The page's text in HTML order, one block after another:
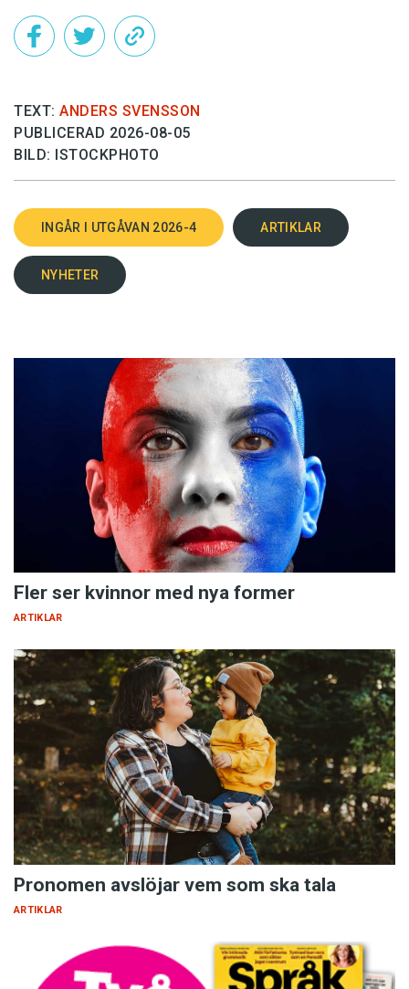
TEXT: ANDERS SVENSSON
PUBLICERAD 2026-08-05
BILD: ISTOCKPHOTO
INGÅR I UTGÅVAN 2026-4 ARTIKLAR
NYHETER
Fler ser kvinnor med nya former
ARTIKLAR
Pronomen avslöjar vem som ska tala
ARTIKLAR